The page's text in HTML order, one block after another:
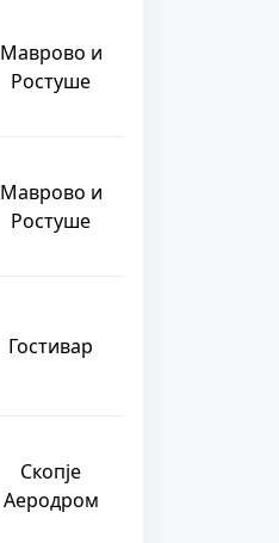
Маврово и
Ростуше
Маврово и
Ростуше
Гостивар
Скопје
Аеродром